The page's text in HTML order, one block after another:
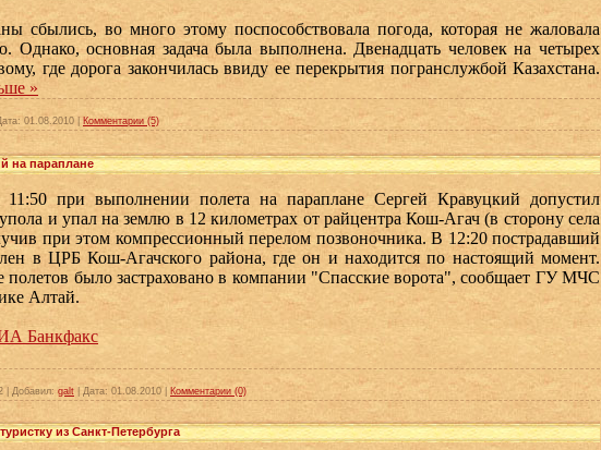
сбылись, во много этому поспособствовала погода, которая не жаловала
Однако, основная задача была выполнена. Двенадцать человек на четырех
где дорога закончилась ввиду ее перекрытия погранслужбой Казахстана.
»
01.08.2010 | Комментарии (5)
на параплане
при выполнении полета на параплане Сергей Кравуцкий допустил
и упал на землю в 12 километрах от райцентра Кош-Агач (в сторону села
при этом компрессионный перелом позвоночника. В 12:20 пострадавший
в ЦРБ Кош-Агачского района, где он и находится по настоящий момент.
полетов было застраховано в компании "Спасские ворота", сообщает ГУ МЧС
Алтай.
Банкфакс
Добавил: galt Дата: 01.08.2010 Комментарии (0)
из Санкт-Петербурга